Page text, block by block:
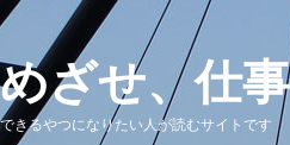
めざせ、仕
できるやつになりたい人が読むサイトです